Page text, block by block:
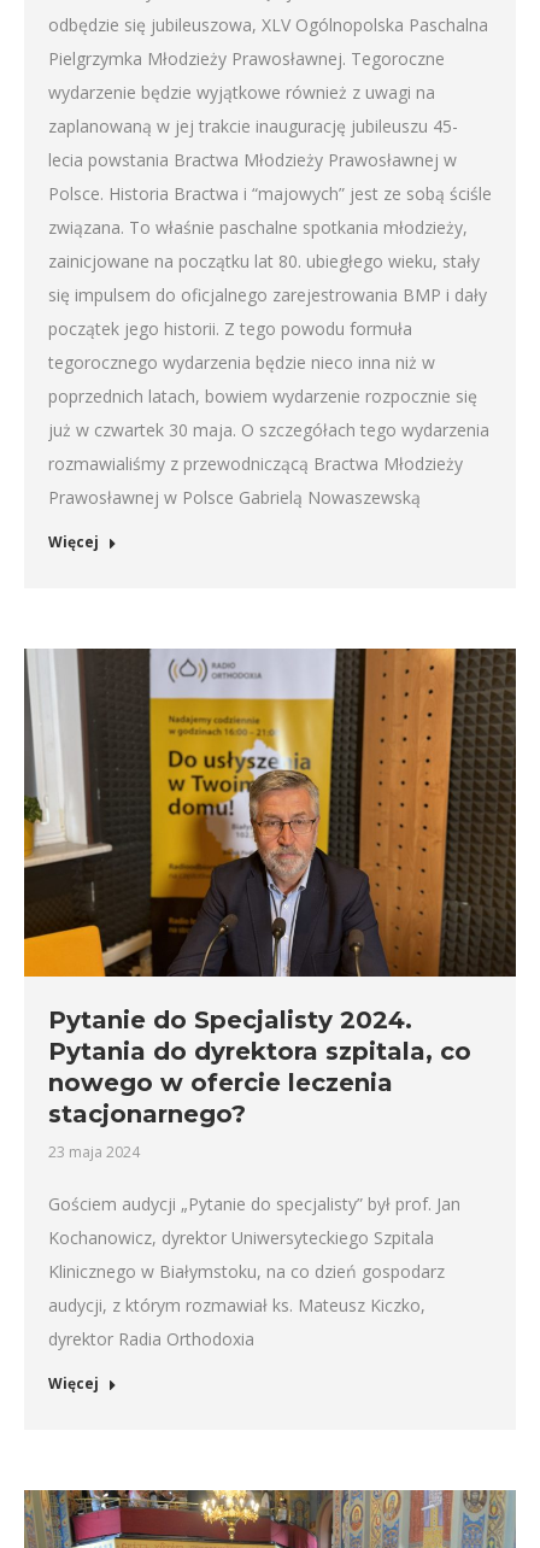
odbędzie się jubileuszowa, XLV Ogólnopolska Paschalna
Pielgrzymka Młodzieży Prawosławnej. Tegoroczne
wydarzenie będzie wyjątkowe również z uwagi na
zaplanowaną w jej trakcie inaugurację jubileuszu 45-
lecia powstania Bractwa Młodzieży Prawosławnej w
Polsce. Historia Bractwa i “majowych” jest ze sobą ściśle
związana. To właśnie paschalne spotkania młodzieży,
zainicjowane na początku lat 80. ubiegłego wieku, stały
się impulsem do oficjalnego zarejestrowania BMP i dały
początek jego historii. Z tego powodu formuła
tegorocznego wydarzenia będzie nieco inna niż w
poprzednich latach, bowiem wydarzenie rozpocznie się
już w czwartek 30 maja. O szczegółach tego wydarzenia
rozmawialiśmy z przewodniczącą Bractwa Młodzieży
Prawosławnej w Polsce Gabrielą Nowaszewską
Więcej
Pytanie do Specjalisty 2024.
Pytania do dyrektora szpitala, co
nowego w ofercie leczenia
stacjonarnego?
23 maja 2024
Gościem audycji „Pytanie do specjalisty” był prof. Jan
Kochanowicz, dyrektor Uniwersyteckiego Szpitala
Klinicznego w Białymstoku, na co dzień gospodarz
audycji, z którym rozmawiał ks. Mateusz Kiczko,
dyrektor Radia Orthodoxia
Więcej